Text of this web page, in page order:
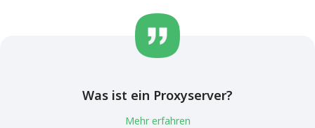
Was ist ein Proxyserver?
Mehr erfahren